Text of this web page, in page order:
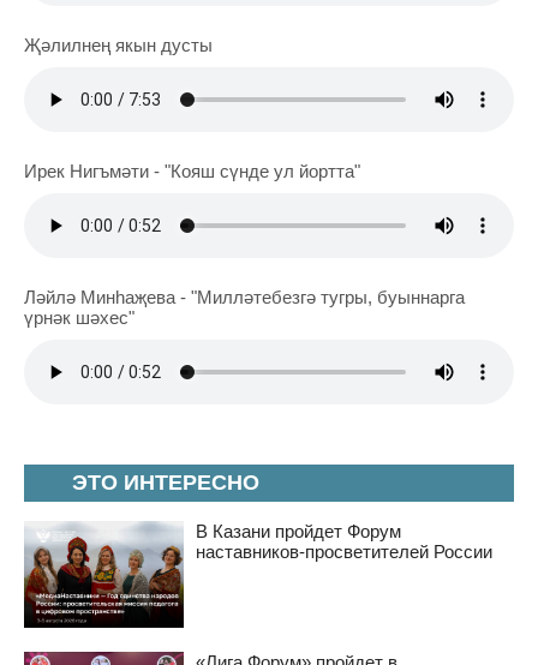
ЭТО ИНТЕРЕСНО
В Казани пройдет Форум
наставников-просветителей России
Җәлилнең якын дусты
Ирек Нигъмәти - "Кояш сүнде ул йортта"
Ләйлә Минһаҗева - "Милләтебезгә тугры, буыннарга
үрнәк шәхес"